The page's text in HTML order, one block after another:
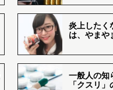
炎上したく
は、やまや
一般人の知
「クスリ